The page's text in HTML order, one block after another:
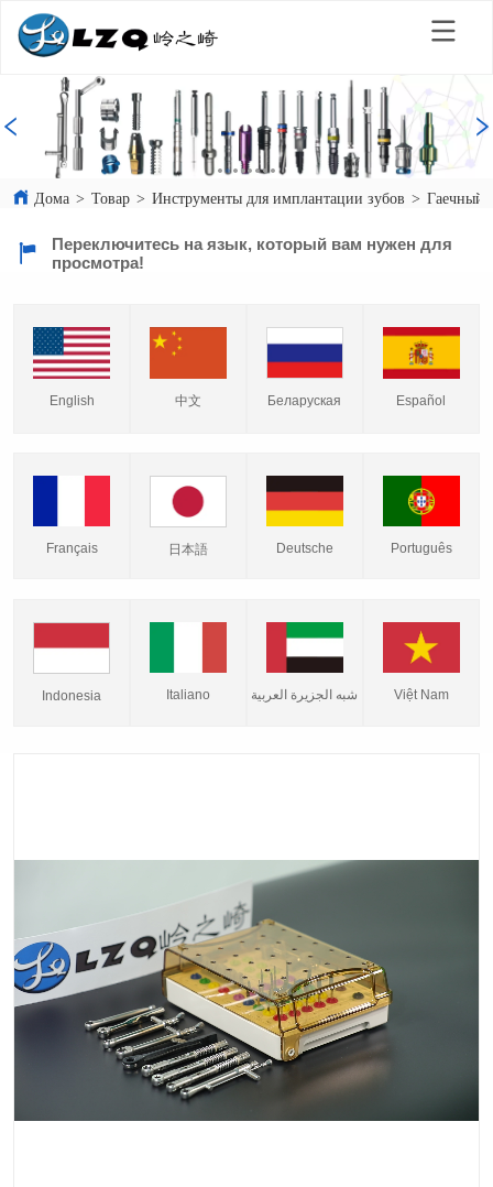
Дома > Товар > Инструменты для имплантации зубов > Гаечный
Переключитесь на язык, который вам нужен для
просмотра!
English 中文 Беларуская Español
Français 日本語 Deutsche Português
Indonesia Italiano شبه الجزيرة العربية Việt Nam